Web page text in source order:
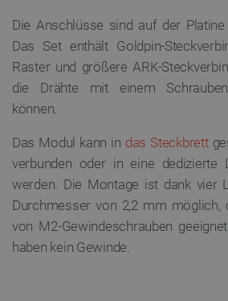
Die Anschlüsse sind auf der
Das Set enthält Goldpin-
Raster und größere ARK-
die Drähte mit einem
können.
Das Modul kann in das Steckbrett
verbunden oder in eine dedizierte
werden. Die Montage ist dank vier
Durchmesser von 2,2 mm möglich,
von M2-Gewindeschrauben
haben kein Gewinde.
TARGETING
FUNKTIONALITÄT
Unbedingt erforderlich
Targeting
wesentliche Kernfunktionen der
Benutzeranmeldung und die